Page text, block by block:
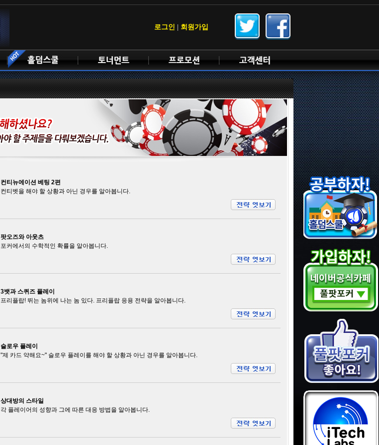
로그인 회원가입
컨티뉴에이션 베팅 2편
컨티벳을 해야 할 상황과 아닌 경우를 알아봅니다.
팟오즈와 아웃츠
포커에서의 수학적인 확률을 알아봅니다.
3뱃과 스퀴즈 플레이
프리플랍! 뛰는 놈위에 나는 놈 있다. 프리플랍 응용 전략을 알아봅니다.
슬로우 플레이
"제 카드 약해요~" 슬로우 플레이를 해야 할 상황과 아닌 경우를 알아봅니다.
상대방의 스타일
각 플레이어의 성향과 그에 따른 대응 방법을 알아봅니다.